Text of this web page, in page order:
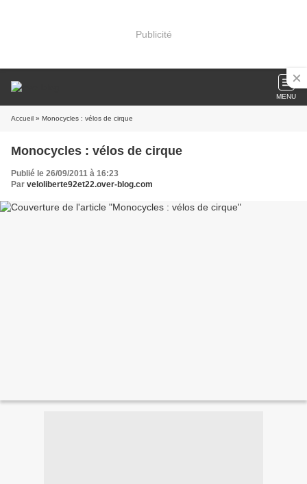
Publicité
MENU
Accueil » Monocycles : vélos de cirque
Monocycles : vélos de cirque
Publié le 26/09/2011 à 16:23
Par veloliberte92et22.over-blog.com